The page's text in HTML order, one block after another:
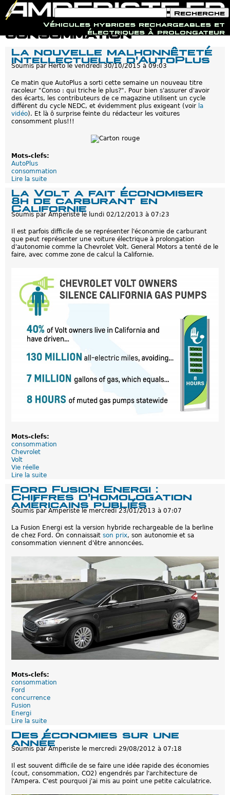
Jump to navigation
Véhicules hybrides rechargeables et
électriques à prolongateur
o
r
m
l
a
i
e
d
e
r
e
c
h
e
c
h
r
c
h
consommation
La nouvelle malhonnêteté
intellectuelle d'AutoPlus
Soumis parHertole vendredi 30/10/2015 à 09:03
Ce matin que AutoPlus a sorti cette semaine un nouveau titre
racoleur "Conso : qui triche le plus?". Pour bien s'assurer d'avoir
des écarts, les contributeurs de ce magazine utilisent un cycle
différent du cycle NEDC, et évidemment plus exigeant (voir la
vidéo). Et là ô surprise feinte du rédacteur les voitures
consomment plus!!!
Mots-clefs:
AutoPlus
consommation
Lire la suite
L
a
n
o
v
e
l
l
a
l
o
n
t
e
é
t
l
e
l
u
t
o
l
u
s
La Volt a fait économiser
8h de carburant en
Californie
Soumis par Amperiste le lundi 02/12/2013 à 07:23
Il est parfois difficile de se représenter l'économie de carburant
que peut représenter une voiture électrique à prolongation
d'autonomie comme la Chevrolet Volt. General Motors a tenté de le
faire, avec comme zone de calcul la Californie.
Mots-clefs:
consommation
Chevrolet
Volt
Vie réelle
Lire la suite
a
V
o
t
a
f
é
c
n
m
i
s
e
r
h
e
c
r
a
n
t
e
C
a
Ford Fusion Energi :
Chiffres d'homologation
américains publiés
Soumis par Amperiste le mercredi 23/01/2013 à 07:07
La Fusion Energi est la version hybride rechargeable de la berline
de chez Ford. On connaissait son prix, son autonomie et sa
consommation viennent d'être annoncées.
Mots-clefs:
consommation
Ford
concurrence
Fusion
Energi
Lire la suite
e
F
o
r
F
u
s
Des économies sur une
année
Soumis par Amperiste le mercredi 29/08/2012 à 07:18
Il est souvent difficile de se faire une idée rapide des économies
(cout, consommation, CO2) engendrés par l'architecture de
l'Ampera. C'est pourquoi j'ai mis au point une petite calculatrice.